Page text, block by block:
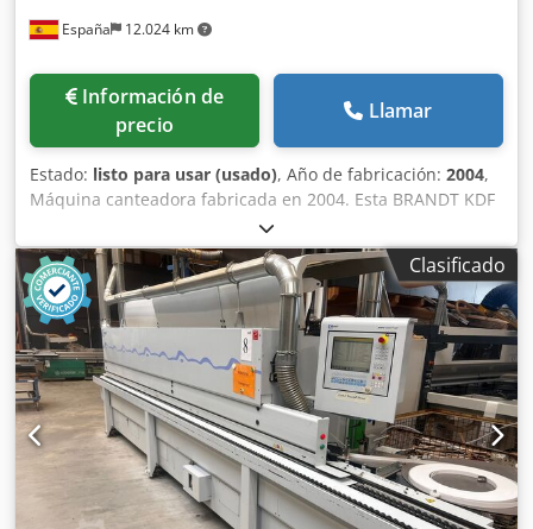
España 12.024 km
Información de
precio
Llamar
Estado: listo para usar (usado), Año de fabricación: 2004,
Máquina canteadora fabricada en 2004. Esta BRANDT KDF
560 cuenta con ajuste automático de las unidades
mediante control por ordenador y es apta para el canteado
de cantos finos y gruesos, admitiendo espesores de canto
de 0,4 a 8 mm y alturas de pieza de trabajo de 8 a 50 mm.
Incluye diversas unidades instaladas, como una unidad de
prefresado, una unidad de aplicación de cola y unidades
de pulido. Si busca obtener un acabado de cantos de alta
calidad, considere la máquina BRANDT KDF 560 que
tenemos a la venta. Póngase en contacto con nosotros para
obtener más detalles. • Tipo de variador: 400 V / 50 Hz /
trifásico • Conexión eléctrica principal: 400 V / 50 Hz /
trifásica • Consumo de potencia: 13,2 kW • Máquina de
canteado de segunda mano • Año de fabricación: 2004 •
Clasificado